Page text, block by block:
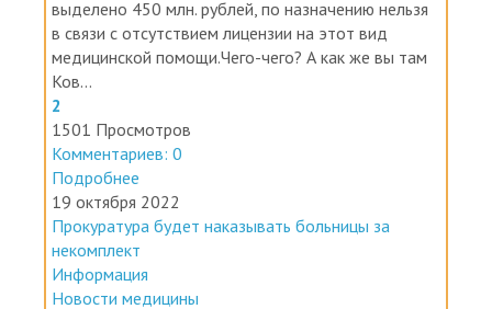
в связи с отсутствием лицензии на этот вид
медицинской помощи.Чего-чего? А как же вы там
Ков...
2
1501 Просмотров
Комментариев: 0
Подробнее
19 октября 2022
Прокуратура будет наказывать больницы за
некомплект
Информация
Новости медицины
Дело врачей